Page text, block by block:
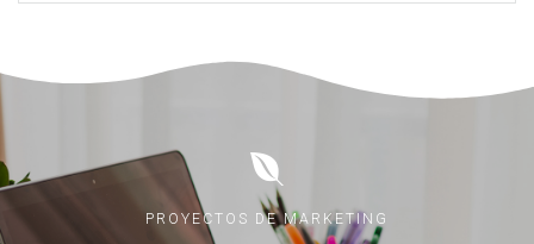
PROYECTOS DE MARKETING